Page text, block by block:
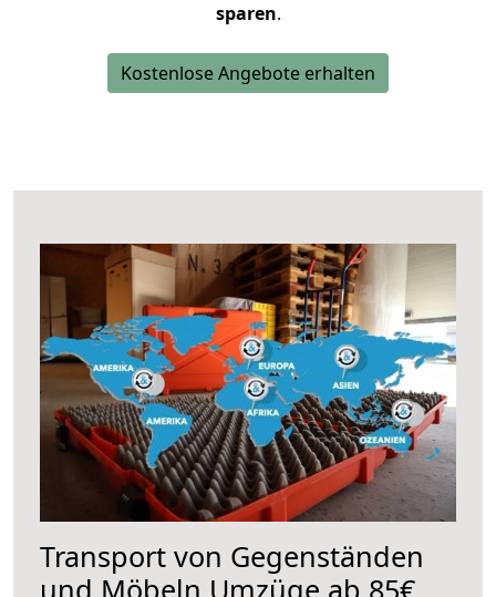
sparen.
Kostenlose Angebote erhalten
Transport von Gegenständen
und Möbeln Umzüge ab 85€